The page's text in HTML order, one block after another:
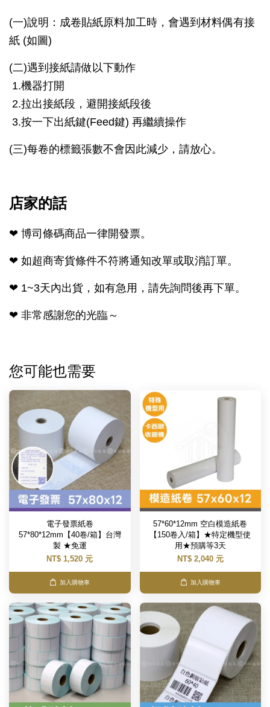
(一)說明：成卷貼紙原料加工時，會遇到材料偶有接
紙 (如圖)
(二)遇到接紙請做以下動作
1.機器打開
2.拉出接紙段，避開接紙段後
3.按一下出紙鍵(Feed鍵) 再繼續操作
(三)每卷的標籤張數不會因此減少，請放心。
店家的話
❤ 博司條碼商品一律開發票。
❤ 如超商寄貨條件不符將通知改單或取消訂單。
❤ 1~3天內出貨，如有急用，請先詢問後再下單。
❤ 非常感謝您的光臨～
您可能也需要
電子發票紙卷
57*80*12mm【40卷/箱】台灣
製 ★免運
NT$ 1,520 元
加入購物車
57*60*12mm 空白模造紙卷
【150卷入/箱】★特定機型使
用★預購等3天
NT$ 2,040 元
加入購物車